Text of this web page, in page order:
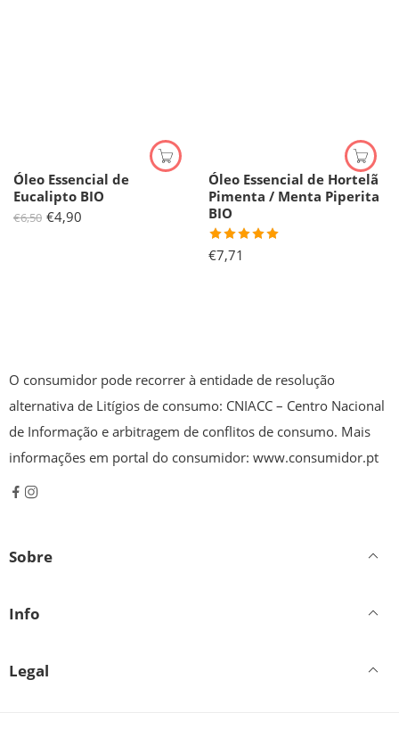
Óleo Essencial de
Eucalipto BIO
€6,50 €4,90
Óleo Essencial de Hortelã
Pimenta / Menta Piperita
BIO
Avaliação
5.00 de 5
€7,71
O consumidor pode recorrer à entidade de resolução
alternativa de Litígios de consumo: CNIACC – Centro Nacional
de Informação e arbitragem de conflitos de consumo. Mais
informações em portal do consumidor: www.consumidor.pt
Sobre
Info
Legal